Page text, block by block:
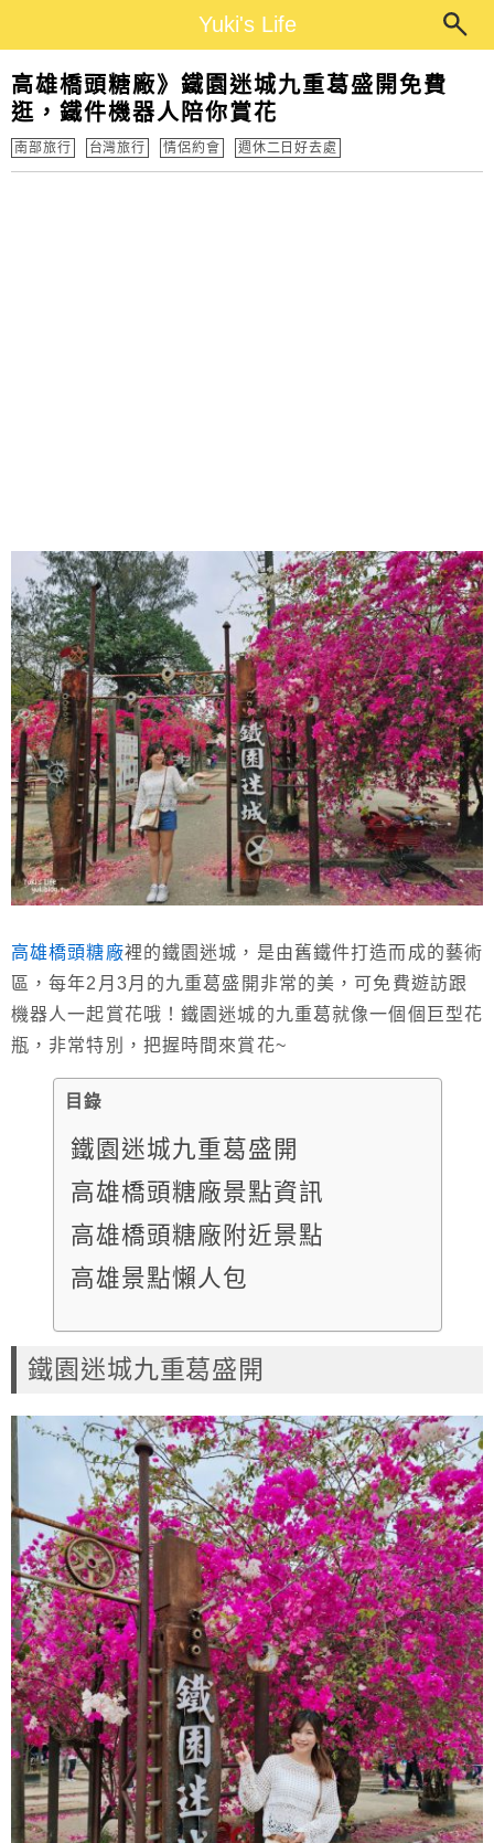
Yuki's Life
高雄橋頭糖廠》鐵園迷城九重葛盛開免費
逛，鐵件機器人陪你賞花
南部旅行 台灣旅行 情侶約會 週休二日好去處
高雄橋頭糖廠裡的鐵園迷城，是由舊鐵件打造而成的藝術
區，每年2月3月的九重葛盛開非常的美，可免費遊訪跟
機器人一起賞花哦！鐵園迷城的九重葛就像一個個巨型花
瓶，非常特別，把握時間來賞花~
目錄
鐵園迷城九重葛盛開
高雄橋頭糖廠景點資訊
高雄橋頭糖廠附近景點
高雄景點懶人包
鐵園迷城九重葛盛開